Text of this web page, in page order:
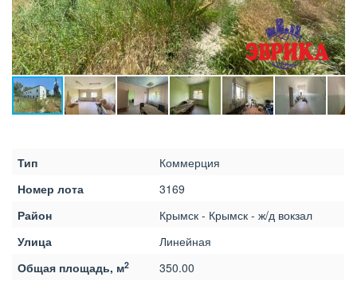
Тип
Коммерция
Номер лота
3169
Район
Крымск - Крымск - ж/д вокзал
Улица
Линейная
Общая площадь, м2
350.00